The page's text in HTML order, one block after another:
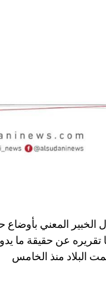
الخبير المعني بأوضاع
تقريره عن حقيقة ما
البلاد منذ الخامس